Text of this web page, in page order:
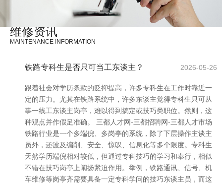
维修资讯
MAINTENANCE INFORMATION
铁路专科生是否只可当工东谈主？ 2026-05-26
跟着社会对学历条款的贬抑提高，许多专科生在工作时靠近一
定的压力。尤其在铁路系统中，许多东谈主觉得专科生只可从
事一线工东谈主岗亭，难以得到搞定或技巧类职位。然则，这
种观点并作假足准确。 三都人才网-三都招聘网-三都人才市场
铁路行业是一个多端倪、多岗亭的系统，除了下层操作主谈主
员外，还波及编削、安全、惊叹、信息化等多个限度。专科生
天然学历端倪相对较低，但通过专科技巧的学习和奉行，相似
不错在技巧岗亭上阐扬紧迫作用。举例，铁路通讯、信号、机
车维修等岗亭齐需要具备一定专科学问的技巧东谈主员，而这